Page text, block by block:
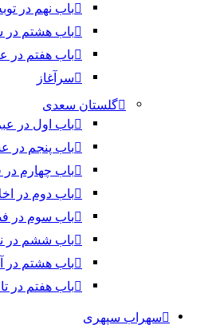
باب نهم در
باب هشتم در
باب هفتم در
سرآغاز
گلستان سعدی
باب اول در
باب پنجم در
باب چهارم
باب دوم در
باب سوم در
باب ششم در
باب هشتم در
باب هفتم در
سهراب سپهری